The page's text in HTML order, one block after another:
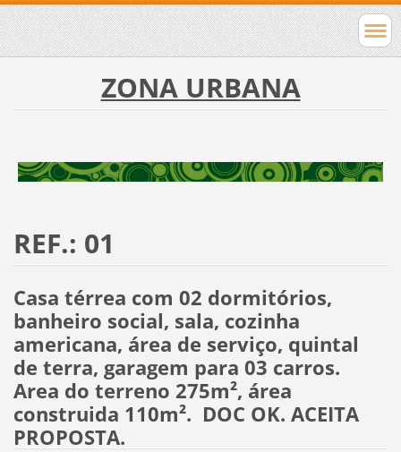
ZONA URBANA
REF.: 01
Casa térrea com 02 dormitórios,
banheiro social, sala, cozinha
americana, área de serviço, quintal
de terra, garagem para 03 carros.
Area do terreno 275m², área
construida 110m². DOC OK. ACEITA
PROPOSTA.